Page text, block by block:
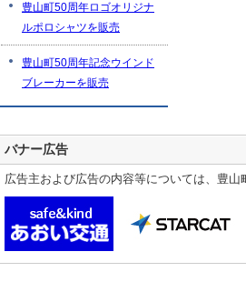
豊山町50周年ロゴオリジナ
ルポロシャツを販売
豊山町50周年記念ウインド
ブレーカーを販売
バナー広告
広告主および広告の内容等については、豊山